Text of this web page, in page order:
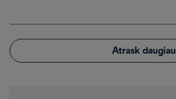
Atrask daugiau